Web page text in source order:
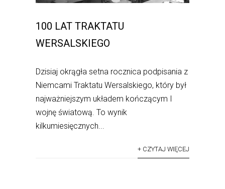
100 LAT TRAKTATU
WERSALSKIEGO
Dzisiaj okrągła setna rocznica podpisania z
Niemcami Traktatu Wersalskiego, który był
najważniejszym układem kończącym I
wojnę światową. To wynik
kilkumiesięcznych...
+ CZYTAJ WIĘCEJ